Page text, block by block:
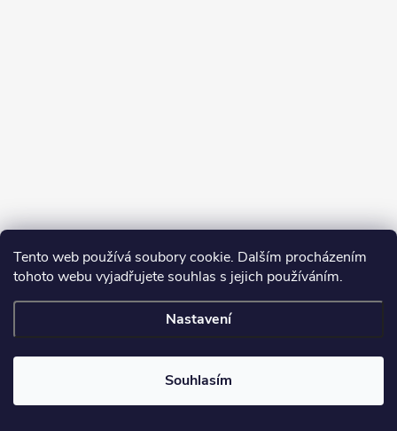
Tento web používá soubory cookie. Dalším procházením
tohoto webu vyjadřujete souhlas s jejich používáním.
Nastavení
Souhlasím
Sledovat na Instagramu
práva vyhrazena.Upravit nastavení cookies